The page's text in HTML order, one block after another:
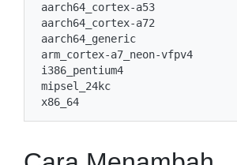
aarch64_cortex-a53
aarch64_cortex-a72
aarch64_generic
arm_cortex-a7_neon-vfpv4
i386_pentium4
mipsel_24kc